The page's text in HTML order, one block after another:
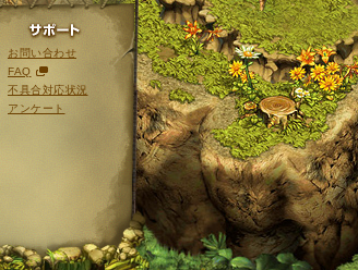
ショップ サポート
お問い合わせ
FAQ
不具合対応状況
アンケート